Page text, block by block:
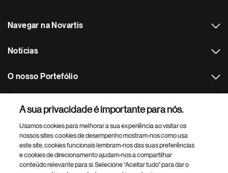
Navegar na Novartis
Notícias
O nosso Portefólio
Footer Site Search
A sua privacidade é importante para nós.
Usamos cookies para melhorar a sua experiência ao visitar os
nossos sites: cookies de desempenho mostram-nos como usa
este site, cookies funcionais lembram-nos das suas preferências
e cookies de direcionamento ajudam-nos a compartilhar
conteúdo relevante para si. Selecione “Aceitar tudo” para dar o